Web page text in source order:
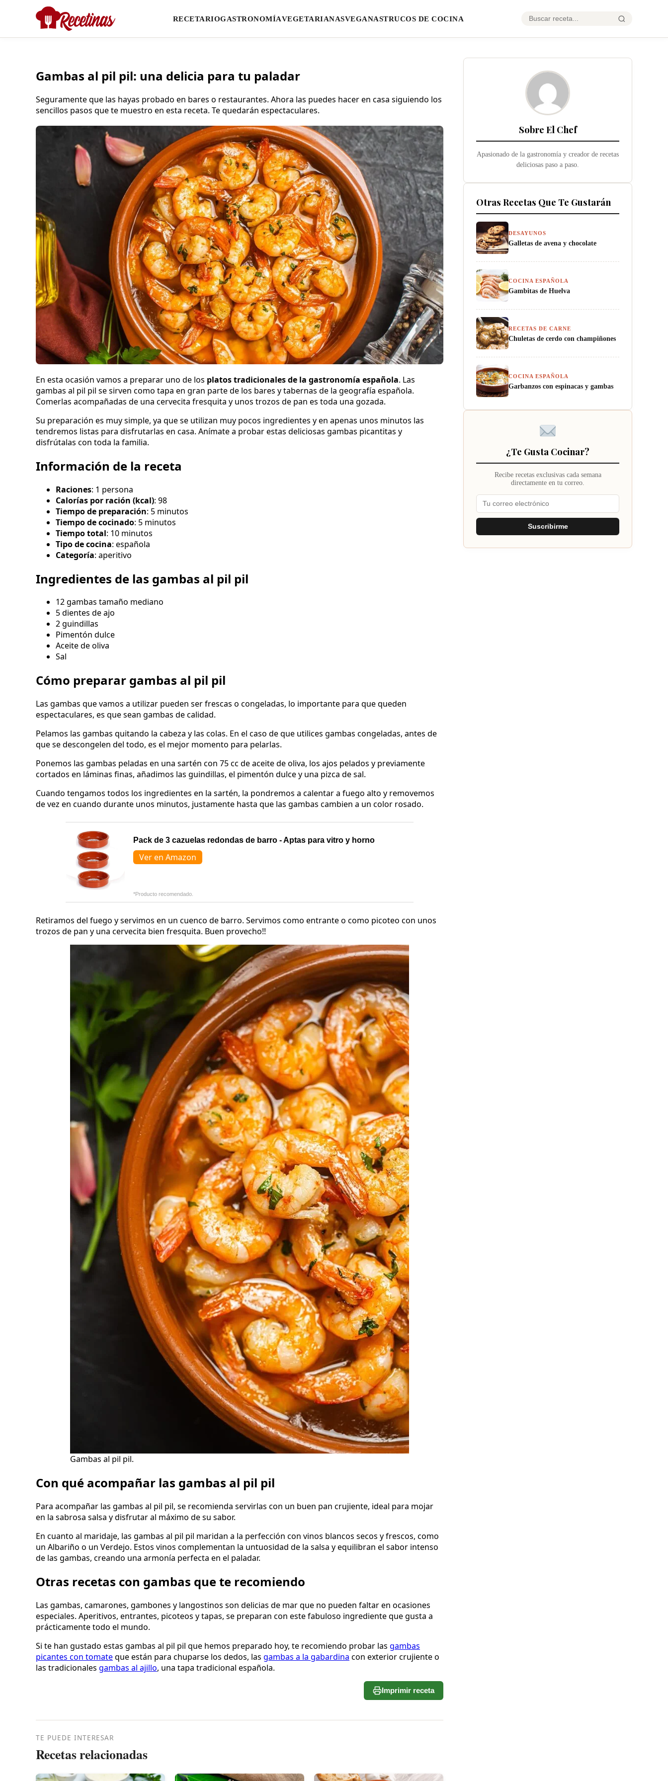
RECETARIOGASTRONOMÍAVEGETARIANASVEGANASTRUCOS DE COCINA
Gambas al pil pil: una delicia para tu paladar
Seguramente que las hayas probado en bares o restaurantes. Ahora las puedes hacer en casa siguiendo los
sencillos pasos que te muestro en esta receta. Te quedarán espectaculares.
En esta ocasión vamos a preparar uno de los platos tradicionales de la gastronomía española. Las
gambas al pil pil se sirven como tapa en gran parte de los bares y tabernas de la geografía española.
Comerlas acompañadas de una cervecita fresquita y unos trozos de pan es toda una gozada.
Su preparación es muy simple, ya que se utilizan muy pocos ingredientes y en apenas unos minutos las
tendremos listas para disfrutarlas en casa. Anímate a probar estas deliciosas gambas picantitas y
disfrútalas con toda la familia.
Información de la receta
Raciones: 1 persona
Calorías por ración (kcal): 98
Tiempo de preparación: 5 minutos
Tiempo de cocinado: 5 minutos
Tiempo total: 10 minutos
Tipo de cocina: española
Categoría: aperitivo
Ingredientes de las gambas al pil pil
12 gambas tamaño mediano
5 dientes de ajo
2 guindillas
Pimentón dulce
Aceite de oliva
Sal
Cómo preparar gambas al pil pil
Las gambas que vamos a utilizar pueden ser frescas o congeladas, lo importante para que queden
espectaculares, es que sean gambas de calidad.
Pelamos las gambas quitando la cabeza y las colas. En el caso de que utilices gambas congeladas, antes de
que se descongelen del todo, es el mejor momento para pelarlas.
Ponemos las gambas peladas en una sartén con 75 cc de aceite de oliva, los ajos pelados y previamente
cortados en láminas finas, añadimos las guindillas, el pimentón dulce y una pizca de sal.
Cuando tengamos todos los ingredientes en la sartén, la pondremos a calentar a fuego alto y removemos
de vez en cuando durante unos minutos, justamente hasta que las gambas cambien a un color rosado.
Pack de 3 cazuelas redondas de barro - Aptas para vitro y horno
Ver en Amazon
*Producto recomendado.
Retiramos del fuego y servimos en un cuenco de barro. Servimos como entrante o como picoteo con unos
trozos de pan y una cervecita bien fresquita. Buen provecho!!
Gambas al pil pil.
Con qué acompañar las gambas al pil pil
Para acompañar las gambas al pil pil, se recomienda servirlas con un buen pan crujiente, ideal para mojar
en la sabrosa salsa y disfrutar al máximo de su sabor.
En cuanto al maridaje, las gambas al pil pil maridan a la perfección con vinos blancos secos y frescos, como
un Albariño o un Verdejo. Estos vinos complementan la untuosidad de la salsa y equilibran el sabor intenso
de las gambas, creando una armonía perfecta en el paladar.
Otras recetas con gambas que te recomiendo
Las gambas, camarones, gambones y langostinos son delicias de mar que no pueden faltar en ocasiones
especiales. Aperitivos, entrantes, picoteos y tapas, se preparan con este fabuloso ingrediente que gusta a
prácticamente todo el mundo.
Si te han gustado estas gambas al pil pil que hemos preparado hoy, te recomiendo probar las gambas
picantes con tomateque están para chuparse los dedos, las gambas a la gabardina con exterior crujiente o
las tradicionales gambas al ajillo, una tapa tradicional española.
Imprimir receta
TE PUEDE INTERESAR
Recetas relacionadas
Sobre El Chef
Apasionado de la gastronomía y creador de recetas
deliciosas paso a paso.
Otras Recetas Que Te Gustarán
DESAYUNOS
Galletas de avena y chocolate
COCINA ESPAÑOLA
Gambitas de Huelva
RECETAS DE CARNE
Chuletas de cerdo con champiñones
COCINA ESPAÑOLA
Garbanzos con espinacas y gambas
¿Te Gusta Cocinar?
Recibe recetas exclusivas cada semana
directamente en tu correo.
Suscribirme